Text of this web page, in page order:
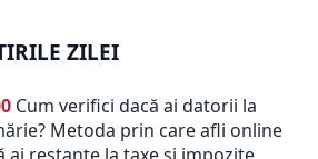
ZILEI
Cum verifici dacă ai datorii la
Metoda prin care afli online